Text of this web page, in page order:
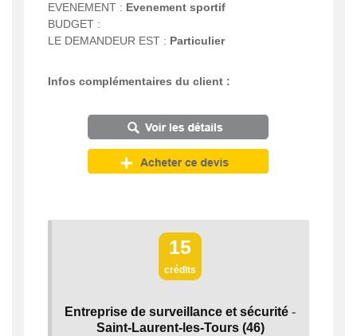
EVENEMENT : Evenement sportif
BUDGET :
LE DEMANDEUR EST : Particulier
Infos complémentaires du client :
15
crédits
Entreprise de surveillance et sécurité -
Saint-Laurent-les-Tours (46)